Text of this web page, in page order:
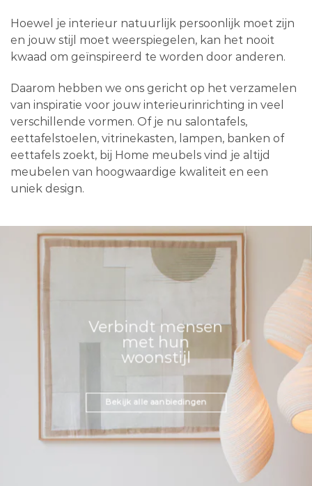
Hoewel je interieur natuurlijk persoonlijk moet zijn
en jouw stijl moet weerspiegelen, kan het nooit
kwaad om geïnspireerd te worden door anderen.
Daarom hebben we ons gericht op het verzamelen
van inspiratie voor jouw interieurinrichting in veel
verschillende vormen. Of je nu salontafels,
eettafelstoelen, vitrinekasten, lampen, banken of
eettafels zoekt, bij Home meubels vind je altijd
meubelen van hoogwaardige kwaliteit en een
uniek design.
Verbindt mensen
met hun
woonstijl
Bekijk alle aanbiedingen